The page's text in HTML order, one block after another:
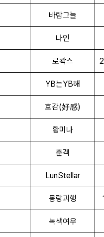
바람그늘
나인
로콱스
YB는YB해
호감(好感)
황미나
춘객
LunStellar
몽랑괴행
녹색여우